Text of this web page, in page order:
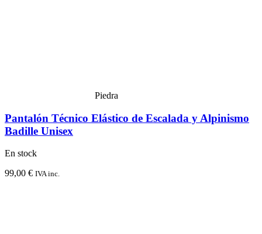
Piedra
Pantalón Técnico Elástico de Escalada y Alpinismo
Badille Unisex
En stock
99,00 € IVA inc.